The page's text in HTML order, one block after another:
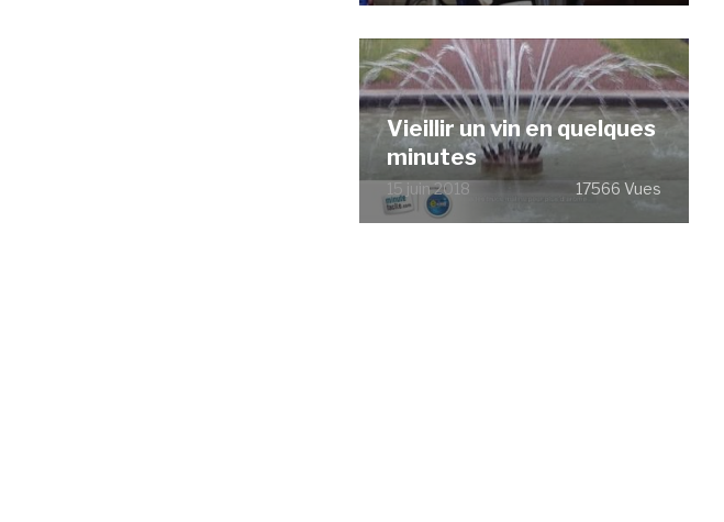
Vieillir un vin en quelques
minutes
15 juin 2018 17566 Vues